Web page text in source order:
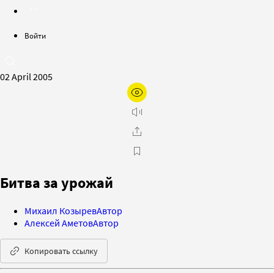
Войти
02 April 2005
Битва за урожай
Михаил КозыревАвтор
Алексей АметовАвтор
Копировать ссылку